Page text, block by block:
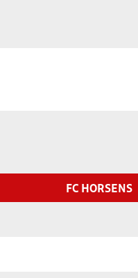
FC HORSENS